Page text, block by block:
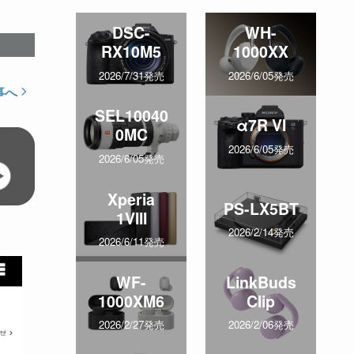
へ
DSC-
RX10M5
2026/7/31発売
WH-
1000XX
2026/6/05発売
SEL10040
0MC
2026/6/05発売
α7R VI
2026/6/05発売
Xperia
1VIII
2026/6/11発売
PS-LX5BT
2026/2/14発売
WF-
1000XM6
2026/2/27発売
LinkBuds
Clip
2026/2/06発売